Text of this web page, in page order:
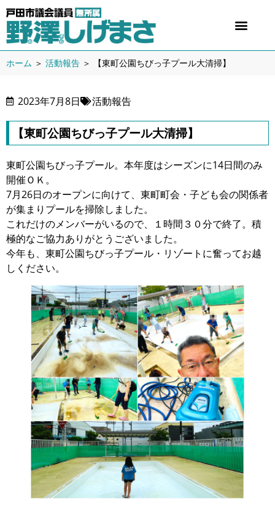
ホーム ＞ 活動報告 ＞ 【東町公園ちびっ子プール大清掃】
2023年7月8日 活動報告
【東町公園ちびっ子プール大清掃】
東町公園ちびっ子プール。本年度はシーズンに14日間のみ
開催ＯＫ。
7月26日のオープンに向けて、東町町会・子ども会の関係者
が集まりプールを掃除しました。
これだけのメンバーがいるので、１時間３０分で終了。積
極的なご協力ありがとうございました。
今年も、東町公園ちびっ子プール・リゾートに奮ってお越
しください。